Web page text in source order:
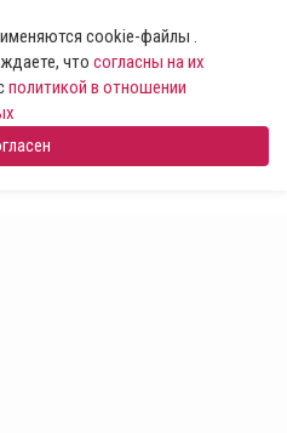
cookie-файлы .
что согласны на их
политикой в отношении